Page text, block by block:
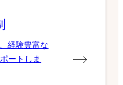
経験豊富な
ートしま